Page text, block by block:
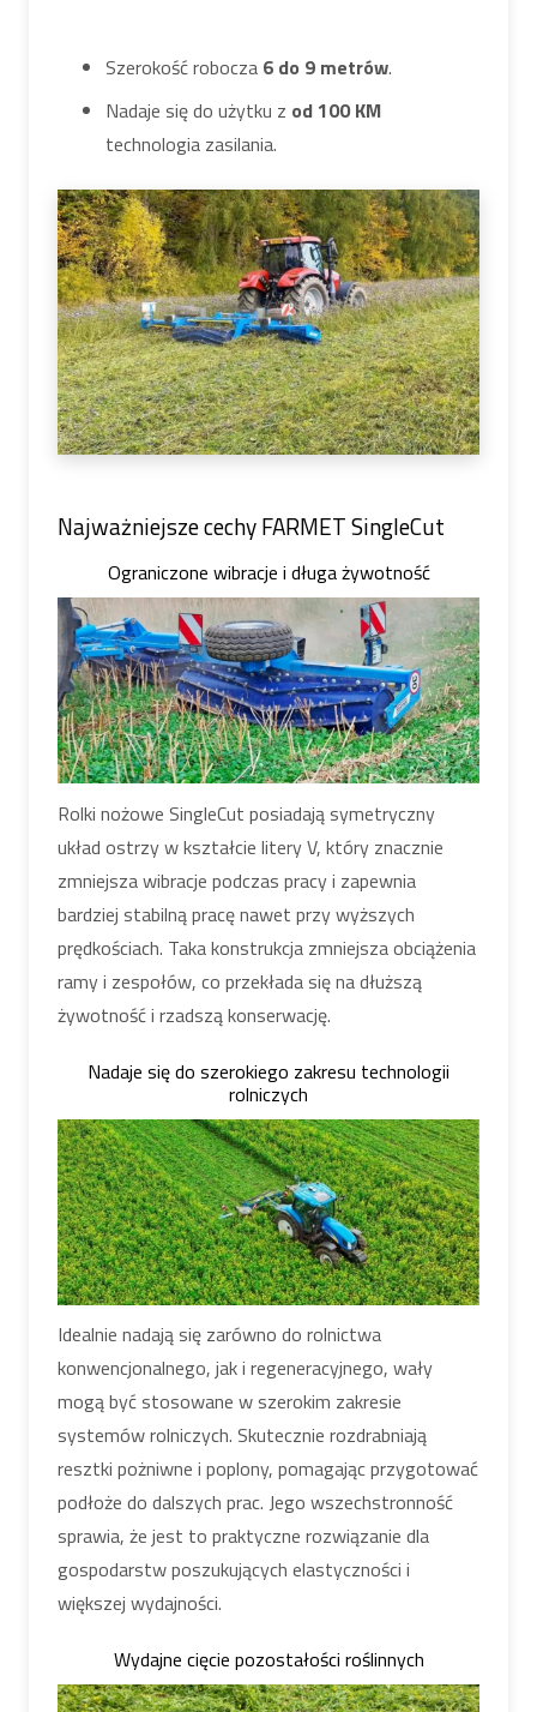
Szerokość robocza 6 do 9 metrów.
Nadaje się do użytku z od 100 KM
technologia zasilania.
Najważniejsze cechy FARMET SingleCut
Ograniczone wibracje i długa żywotność
Rolki nożowe SingleCut posiadają symetryczny
układ ostrzy w kształcie litery V, który znacznie
zmniejsza wibracje podczas pracy i zapewnia
bardziej stabilną pracę nawet przy wyższych
prędkościach. Taka konstrukcja zmniejsza obciążenia
ramy i zespołów, co przekłada się na dłuższą
żywotność i rzadszą konserwację.
Nadaje się do szerokiego zakresu technologii
rolniczych
Idealnie nadają się zarówno do rolnictwa
konwencjonalnego, jak i regeneracyjnego, wały
mogą być stosowane w szerokim zakresie
systemów rolniczych. Skutecznie rozdrabniają
resztki pożniwne i poplony, pomagając przygotować
podłoże do dalszych prac. Jego wszechstronność
sprawia, że jest to praktyczne rozwiązanie dla
gospodarstw poszukujących elastyczności i
większej wydajności.
Wydajne cięcie pozostałości roślinnych